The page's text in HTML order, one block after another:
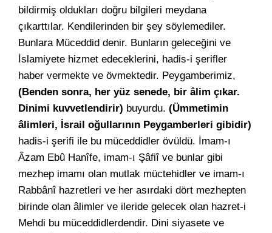
bildirmiş oldukları doğru bilgileri meydana
çıkarttılar. Kendilerinden bir şey söylemediler.
Bunlara Müceddid denir. Bunların geleceğini ve
İslamiyete hizmet edeceklerini, hadis-i şerifler
haber vermekte ve övmektedir. Peygamberimiz,
(Benden sonra, her yüz senede, bir âlim çıkar.
Dinimi kuvvetlendirir) buyurdu. (Ümmetimin
âlimleri, İsrail oğullarının Peygamberleri gibidir)
hadis-i şerifi ile bu müceddidler övüldü. İmam-ı
Âzam Ebû Hanîfe, imam-ı Şâfiî ve bunlar gibi
mezhep imamı olan mutlak müctehidler ve imam-ı
Rabbânî hazretleri ve her asırdaki dört mezhepten
birinde olan âlimler ve ileride gelecek olan hazret-i
Mehdi bu müceddidlerdendir. Dini siyasete ve